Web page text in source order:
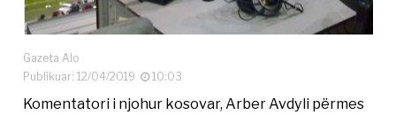
Gazeta Alo
Publikuar: 12/04/2019
10:03
Komentatori i njohur kosovar, Arber Avdyli përmes